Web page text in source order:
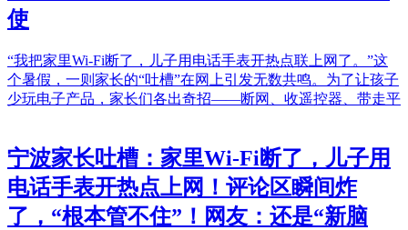
使
“我把家里Wi-Fi断了，儿子用电话手表开热点联上网了。”这
个暑假，一则家长的“吐槽”在网上引发无数共鸣。为了让孩子
少玩电子产品，家长们各出奇招——断网、收遥控器、带走平
宁波家长吐槽：家里Wi-Fi断了，儿子用
电话手表开热点上网！评论区瞬间炸
了，“根本管不住”！网友：还是“新脑